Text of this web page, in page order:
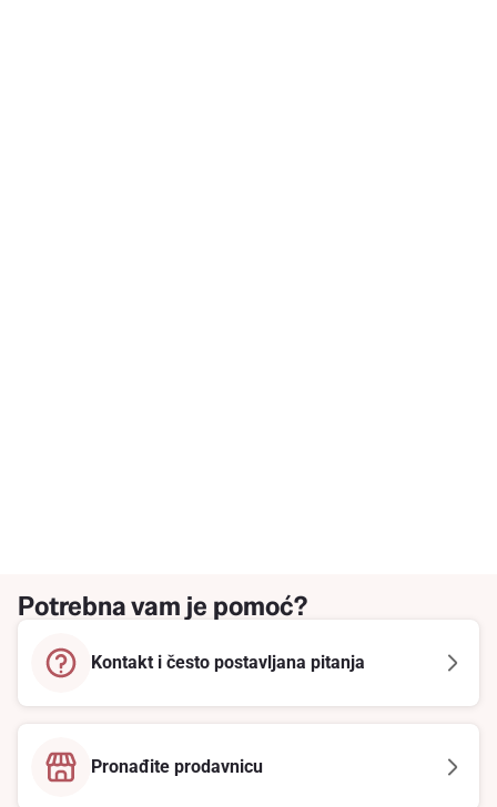
Potrebna vam je pomoć?
Kontakt i često postavljana pitanja
Pronađite prodavnicu